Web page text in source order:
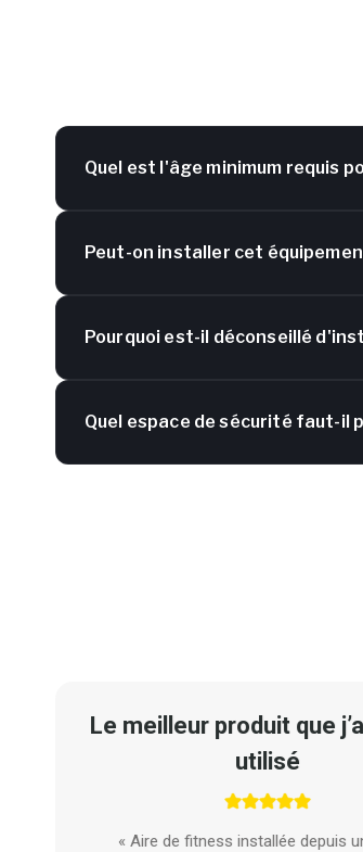
Quel est l'âge minimum requis
Peut-on installer cet
Pourquoi est-il déconseillé
Quel espace de sécurité faut-il
Le meilleur produit que
utilisé
« Aire de fitness installée depuis